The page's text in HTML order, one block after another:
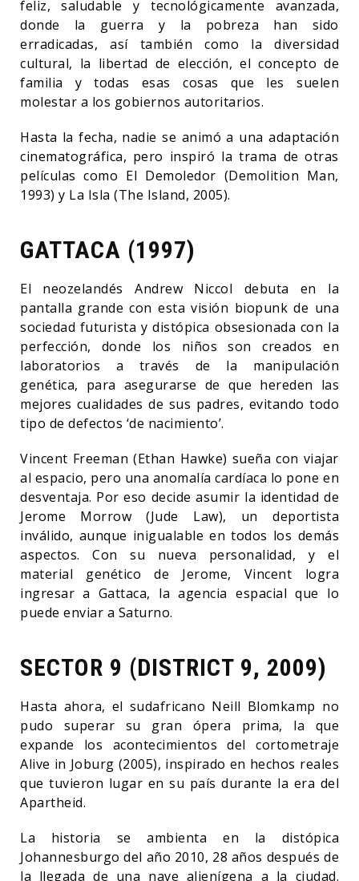
feliz, saludable y tecnológicamente avanzada,
donde la guerra y la pobreza han sido
erradicadas, así también como la diversidad
cultural, la libertad de elección, el concepto de
familia y todas esas cosas que les suelen
molestar a los gobiernos autoritarios.
Hasta la fecha, nadie se animó a una adaptación
cinematográfica, pero inspiró la trama de otras
películas como El Demoledor (Demolition Man,
1993) y La Isla (The Island, 2005).
GATTACA (1997)
El neozelandés Andrew Niccol debuta en la
pantalla grande con esta visión biopunk de una
sociedad futurista y distópica obsesionada con la
perfección, donde los niños son creados en
laboratorios a través de la manipulación
genética, para asegurarse de que hereden las
mejores cualidades de sus padres, evitando todo
tipo de defectos ‘de nacimiento’.
Vincent Freeman (Ethan Hawke) sueña con viajar
al espacio, pero una anomalía cardíaca lo pone en
desventaja. Por eso decide asumir la identidad de
Jerome Morrow (Jude Law), un deportista
inválido, aunque inigualable en todos los demás
aspectos. Con su nueva personalidad, y el
material genético de Jerome, Vincent logra
ingresar a Gattaca, la agencia espacial que lo
puede enviar a Saturno.
SECTOR 9 (DISTRICT 9, 2009)
Hasta ahora, el sudafricano Neill Blomkamp no
pudo superar su gran ópera prima, la que
expande los acontecimientos del cortometraje
Alive in Joburg (2005), inspirado en hechos reales
que tuvieron lugar en su país durante la era del
Apartheid.
La historia se ambienta en la distópica
Johannesburgo del año 2010, 28 años después de
la llegada de una nave alienígena a la ciudad.